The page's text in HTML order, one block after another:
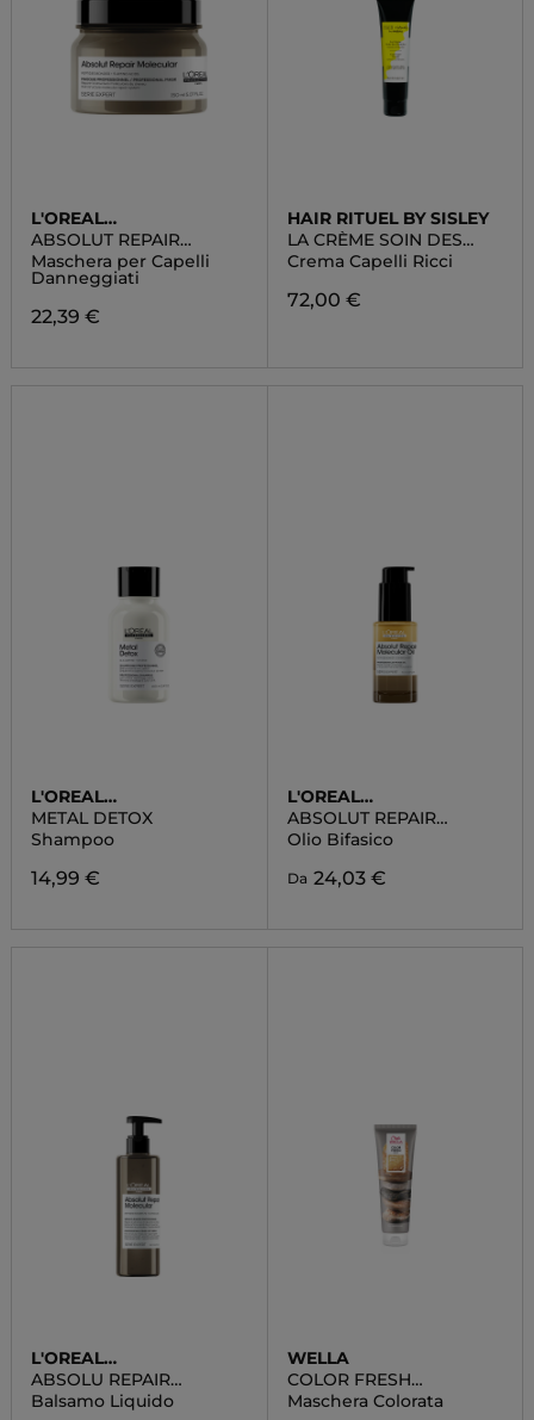
L'OREAL
PROFESSIONNEL
ABSOLUT REPAIR
MOLECULAR
Maschera per Capelli
Danneggiati
22,39 €
HAIR RITUEL BY SISLEY
LA CRÈME SOIN DES
BOUCLES
Crema Capelli Ricci
72,00 €
L'OREAL
PROFESSIONNEL
METAL DETOX
Shampoo
14,99 €
L'OREAL
PROFESSIONNEL
ABSOLUT REPAIR
MOLECULAR OLIO
Olio Bifasico
Da 24,03 €
L'OREAL
PROFESSIONNEL
ABSOLU REPAIR
MOLECOLAR
Balsamo Liquido
WELLA
COLOR FRESH
MASCHERA COLORATA
CHOCOLATE
Maschera Colorata